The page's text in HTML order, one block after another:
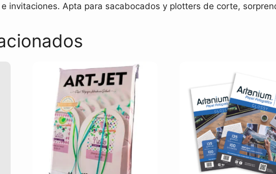
invitaciones. Apta para sacabocados y plotters de corte,